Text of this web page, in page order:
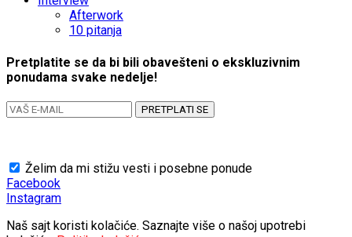
Afterwork
10 pitanja
Pretplatite se da bi bili obavešteni o ekskluzivnim
ponudama svake nedelje!
PRETPLATI SE
Želim da mi stižu vesti i posebne ponude
Facebook
Instagram
Naš sajt koristi kolačiće. Saznajte više o našoj upotrebi